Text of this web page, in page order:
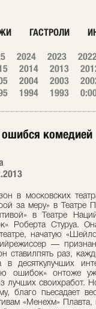
ГАСТРОЛИ
2024 2023
2014 2013
2004 2003
1994 1993
ошибся комедией
в московских
за меру» в Театре
в Театре
Роберта Стуруа.
начатую
—
ставилпять раз,
десяткулучших
ошибок» онтоже
лучших своихработ.
благо пьесадает
«Менехм» Плавта,